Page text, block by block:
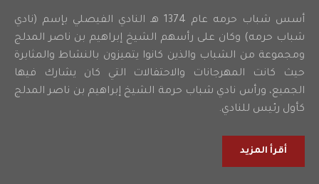
أسس شباب حرمه عام 1374 هـ النادي الفيصلي بإسم (نادي
شباب حرمه) وكان على رأسهم الشيخ إبراهيم بن ناصر المدلج
ومجموعة من الشباب والذين كانوا يتميزون بالنشاط والمثابرة
حيث كانت المهرجانات والاحتفالات التي كان يشارك فيها
الجميع، ورأس نادي شباب حرمة الشيخ إبراهيم بن ناصر المدلج
كأول رئيس للنادي.
أقرأ المزيد